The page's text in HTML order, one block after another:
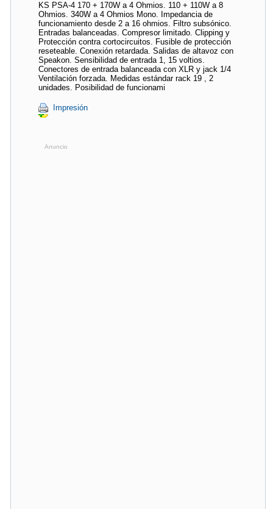
KS PSA-4 170 + 170W a 4 Ohmios. 110 + 110W a 8
Ohmios. 340W a 4 Ohmios Mono. Impedancia de
funcionamiento desde 2 a 16 ohmios. Filtro subsónico.
Entradas balanceadas. Compresor limitado. Clipping y
Protección contra cortocircuitos. Fusible de protección
reseteable. Conexión retardada. Salidas de altavoz con
Speakon. Sensibilidad de entrada 1, 15 voltios.
Conectores de entrada balanceada con XLR y jack 1/4
Ventilación forzada. Medidas estándar rack 19 , 2
unidades. Posibilidad de funcionami
Impresión
Anuncio